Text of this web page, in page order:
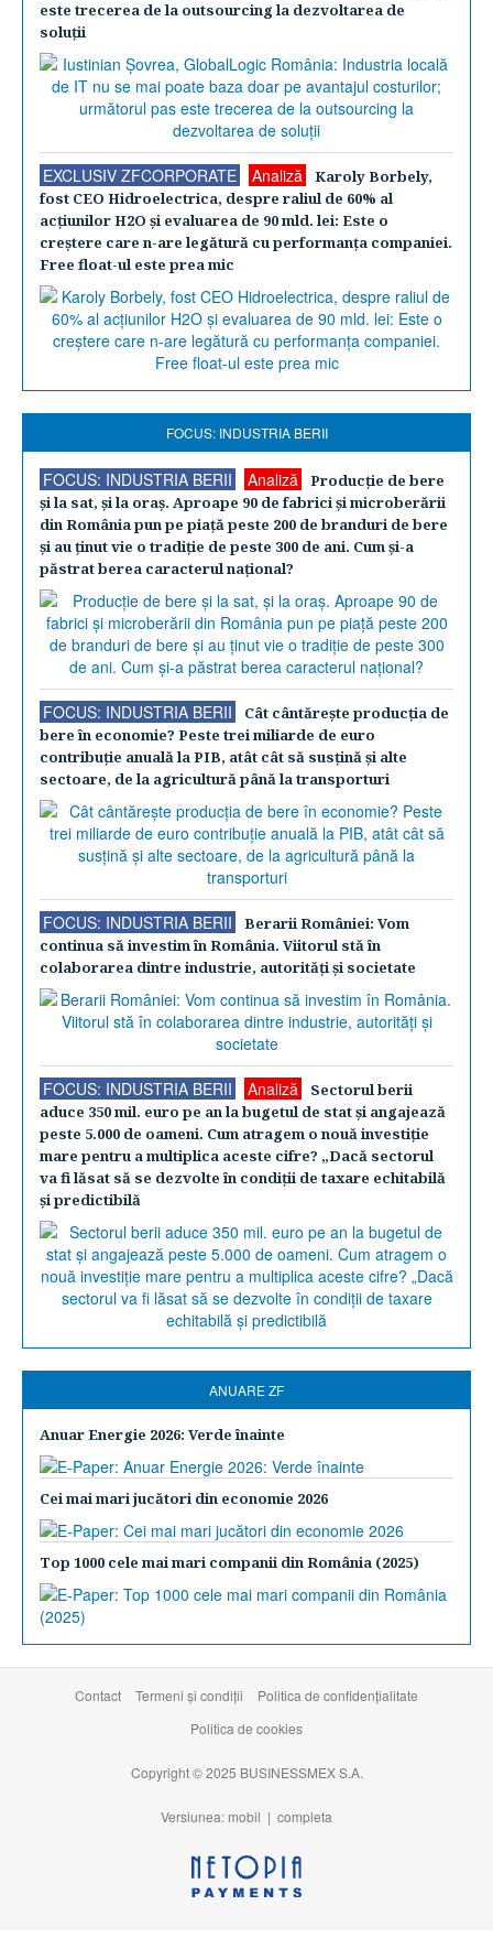
este trecerea de la outsourcing la dezvoltarea de
soluţii
EXCLUSIV ZFCORPORATE Analiză
Karoly Borbely,
fost CEO Hidroelectrica, despre raliul de 60% al
acţiunilor H2O şi evaluarea de 90 mld. lei: Este o
creştere care n-are legătură cu performanţa companiei.
Free float-ul este prea mic
FOCUS: INDUSTRIA BERII
FOCUS: INDUSTRIA BERII Analiză
Producţie de bere
şi la sat, şi la oraş. Aproape 90 de fabrici şi microberării
din România pun pe piaţă peste 200 de branduri de bere
şi au ţinut vie o tradiţie de peste 300 de ani. Cum şi-a
păstrat berea caracterul naţional?
FOCUS: INDUSTRIA BERII
Cât cântăreşte producţia de
bere în economie? Peste trei miliarde de euro
contribuţie anuală la PIB, atât cât să susţină şi alte
sectoare, de la agricultură până la transporturi
FOCUS: INDUSTRIA BERII
Berarii României: Vom
continua să investim în România. Viitorul stă în
colaborarea dintre industrie, autorităţi şi societate
FOCUS: INDUSTRIA BERII Analiză
Sectorul berii
aduce 350 mil. euro pe an la bugetul de stat şi angajează
peste 5.000 de oameni. Cum atragem o nouă investiţie
mare pentru a multiplica aceste cifre? „Dacă sectorul
va fi lăsat să se dezvolte în condiţii de taxare echitabilă
şi predictibilă
ANUARE ZF
Anuar Energie 2026: Verde înainte
Cei mai mari jucători din economie 2026
Top 1000 cele mai mari companii din România (2025)
Contact Termeni şi condiţii
Politica de confidențialitate
Politica de cookies
Copyright © 2025 BUSINESSMEX S.A.
Versiunea: mobil | completa